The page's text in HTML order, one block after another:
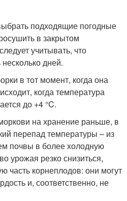
подходящие погодные
в закрытом
учитывать, что
дней.
в тот момент, когда она
когда температура
до +4 °C.
на хранение раньше, в
перепад температуры – из
почвы в более холодную
урожая резко снизиться,
часть корнеплодов: они могут
и, соответственно, не